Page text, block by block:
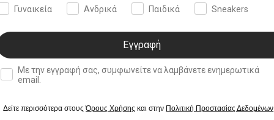
Γυναικεία Ανδρικά Παιδικά Sneakers
Εγγραφή
double opt in
Με την εγγραφή σας, συμφωνείτε να λαμβάνετε ενημερωτικά
email.
Δείτε περισσότερα στουςΌρους Χρήσης και στην Πολιτική Προστασίας Δεδομένων